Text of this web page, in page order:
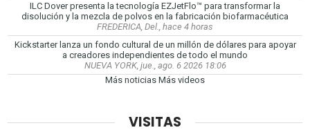
ILC Dover presenta la tecnología EZJetFlo™ para transformar la
disolución y la mezcla de polvos en la fabricación biofarmacéutica
FREDERICA, Del., hace 4 horas
Kickstarter lanza un fondo cultural de un millón de dólares para apoyar
a creadores independientes de todo el mundo
NUEVA YORK, jue., ago. 6 2026 18:06
Más noticias Más videos
VISITAS